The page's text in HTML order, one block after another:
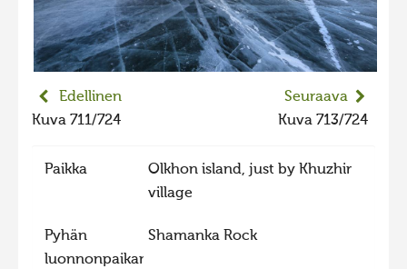
Hiisien kuvakilpailu 2023
2023 kuvakilpailu lisä
Hiite kuvavõistlus 2022
Edellinen
Kuva 711/724
Seuraava
Kuva 713/724
Paikka
Olkhon island, just by Khuzhir
village
Pyhän
luonnonpaikan
Shamanka Rock